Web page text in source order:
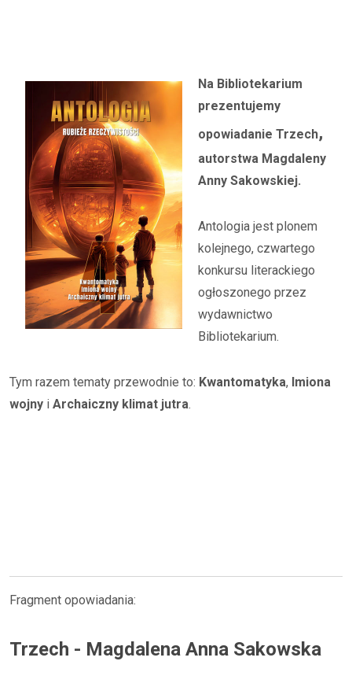
Na Bibliotekarium
prezentujemy
opowiadanie Trzech,
autorstwa Magdaleny
Anny Sakowskiej.
Antologia jest plonem
kolejnego, czwartego
konkursu literackiego
ogłoszonego przez
wydawnictwo
Bibliotekarium.
Tym razem tematy przewodnie to: Kwantomatyka, Imiona
wojny i Archaiczny klimat jutra.
Fragment opowiadania:
Trzech - Magdalena Anna Sakowska